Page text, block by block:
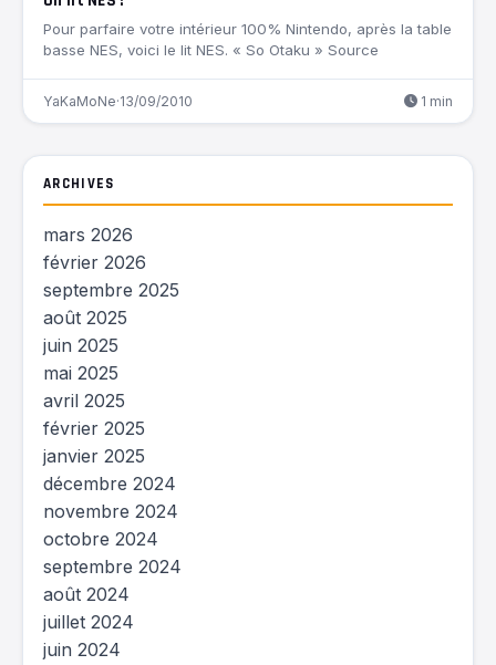
Pour parfaire votre intérieur 100% Nintendo, après la table
basse NES, voici le lit NES. « So Otaku » Source
YaKaMoNe·13/09/2010 1 min
ARCHIVES
mars 2026
février 2026
septembre 2025
août 2025
juin 2025
mai 2025
avril 2025
février 2025
janvier 2025
décembre 2024
novembre 2024
octobre 2024
septembre 2024
août 2024
juillet 2024
juin 2024